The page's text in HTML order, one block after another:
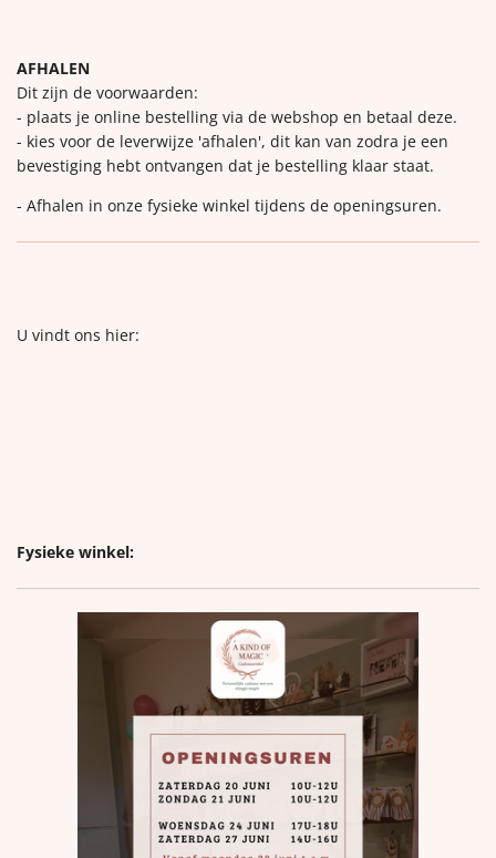
AFHALEN
Dit zijn de voorwaarden:
- plaats je online bestelling via de webshop en betaal deze.
- kies voor de leverwijze 'afhalen', dit kan van zodra je een
bevestiging hebt ontvangen dat je bestelling klaar staat.
- Afhalen in onze fysieke winkel tijdens de openingsuren.
U vindt ons hier:
Fysieke winkel: